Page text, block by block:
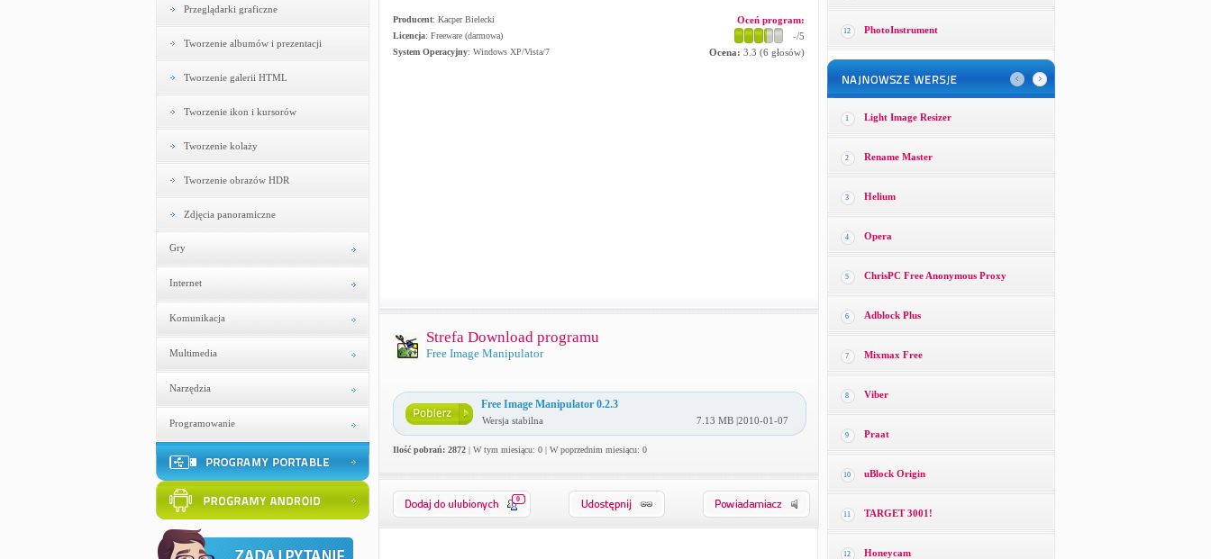
Przeglądarki graficzne
Tworzenie albumów i prezentacji
Tworzenie galerii HTML
Tworzenie ikon i kursorów
Tworzenie kolaży
Tworzenie obrazów HDR
Zdjęcia panoramiczne
Gry
Internet
Komunikacja
Multimedia
Narzędzia
Programowanie
Producent: Kacper Bielecki
Licencja: Freeware (darmowa)
System Operacyjny: Windows XP/Vista/7
Oceń program:
-/5
Ocena: 3.3 (6 głosów)
Strefa Download programu
Free Image Manipulator
Free Image Manipulator 0.2.3
Wersja stabilna 7.13 MB |2010-01-07
Ilość pobrań: 2872| W tym miesiącu: 0 | W poprzednim miesiącu: 0
0
12 PhotoInstrument
1 Light Image Resizer
2 Rename Master
3 Helium
4 Opera
5 ChrisPC Free Anonymous Proxy
6 Adblock Plus
7 Mixmax Free
8 Viber
9 Praat
10 uBlock Origin
11 TARGET 3001!
12 Honeycam